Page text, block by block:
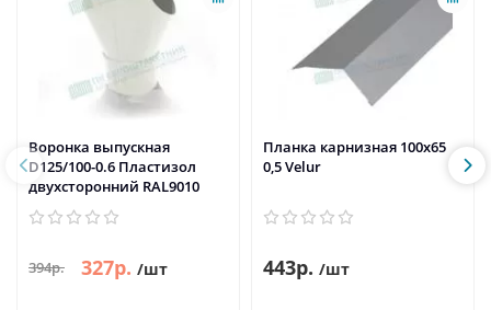
Воронка выпускная
D125/100-0.6 Пластизол
двухсторонний RAL9010
394р. 327р. /шт
Планка карнизная 100х65
0,5 Velur
443р. /шт